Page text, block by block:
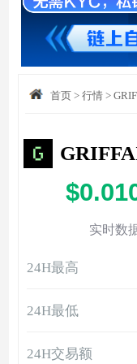
首页> 行情>
实时数
24H最高
24H最低
24H交易额